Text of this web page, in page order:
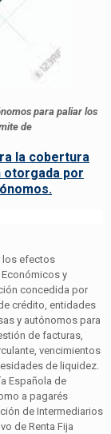
para paliar los
de
la cobertura
otorgada por
los efectos
y
concedida por
crédito, entidades
y autónomos para
de facturas,
vencimientos
de liquidez.
Española de
a pagarés
de Intermediarios
de Renta Fija